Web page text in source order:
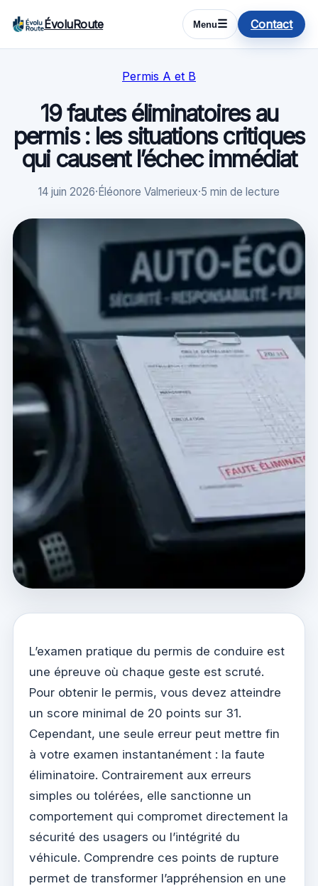
ÉvoluRoute Menu☰ Contact
Permis A et B
19 fautes éliminatoires au
permis : les situations critiques
qui causent l’échec immédiat
14 juin 2026·Éléonore Valmerieux·5 min de lecture
L’examen pratique du permis de conduire est
une épreuve où chaque geste est scruté.
Pour obtenir le permis, vous devez atteindre
un score minimal de 20 points sur 31.
Cependant, une seule erreur peut mettre fin
à votre examen instantanément : la faute
éliminatoire. Contrairement aux erreurs
simples ou tolérées, elle sanctionne un
comportement qui compromet directement la
sécurité des usagers ou l’intégrité du
véhicule. Comprendre ces points de rupture
permet de transformer l’appréhension en une